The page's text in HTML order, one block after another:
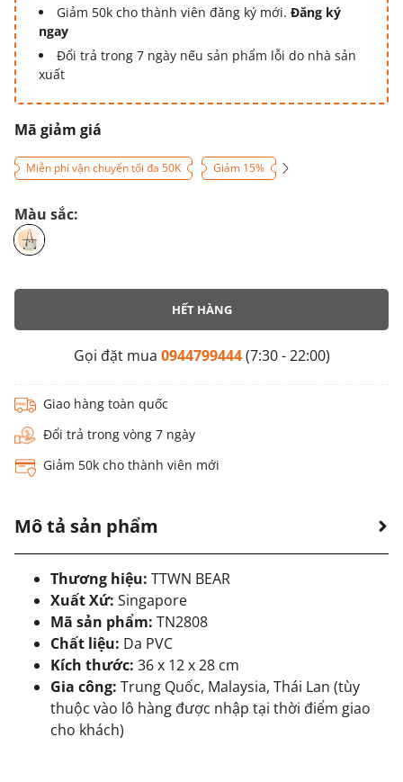
Giảm 50k cho thành viên đăng ký mới. Đăng ký
ngay
Đổi trả trong 7 ngày nếu sản phẩm lỗi do nhà sản
xuất
Mã giảm giá
Miễn phí vận chuyển tối đa 50K Giảm 15%
Màu sắc:
HẾT HÀNG
Gọi đặt mua 0944799444(7:30 - 22:00)
Giao hàng toàn quốc
Đổi trả trong vòng 7 ngày
Giảm 50k cho thành viên mới
Mô tả sản phẩm
Thương hiệu: TTWN BEAR
Xuất Xứ: Singapore
Mã sản phẩm: TN2808
Chất liệu: Da PVC
Kích thước: 36 x 12 x 28 cm
Gia công: Trung Quốc, Malaysia, Thái Lan (tùy
thuộc vào lô hàng được nhập tại thời điểm giao
cho khách)